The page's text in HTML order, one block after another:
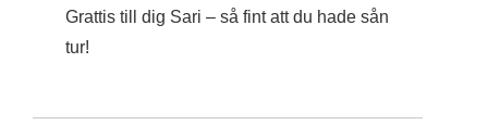
Grattis till dig Sari – så fint att du hade sån
tur!